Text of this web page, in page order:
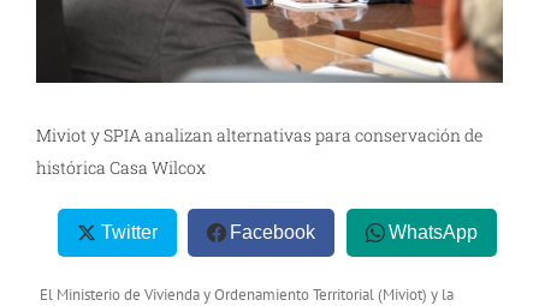
Miviot y SPIA analizan alternativas para conservación de
histórica Casa Wilcox
Twitter Facebook WhatsApp
El Ministerio de Vivienda y Ordenamiento Territorial (Miviot) y la